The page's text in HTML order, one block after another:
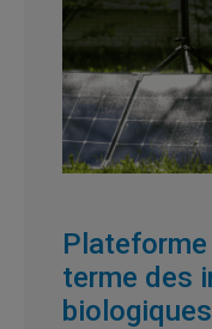
terme des
biologiques